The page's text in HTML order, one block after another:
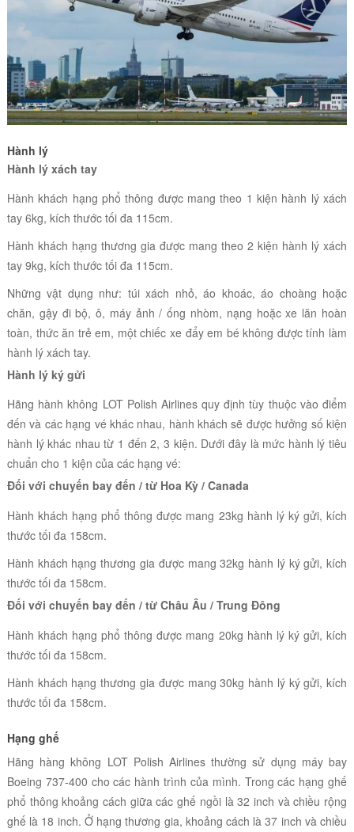
Hành lý
Hành lý xách tay
Hành khách hạng phổ thông được mang theo 1 kiện hành lý xách
tay 6kg, kích thước tối đa 115cm.
Hành khách hạng thương gia được mang theo 2 kiện hành lý xách
tay 9kg, kích thước tối đa 115cm.
Những vật dụng như: túi xách nhỏ, áo khoác, áo choàng hoặc
chăn, gậy đi bộ, ô, máy ảnh / ống nhòm, nạng hoặc xe lăn hoàn
toàn, thức ăn trẻ em, một chiếc xe đẩy em bé không được tính làm
hành lý xách tay.
Hành lý ký gửi
Hãng hành không LOT Polish Airlines quy định tùy thuộc vào điểm
đến và các hạng vé khác nhau, hành khách sẽ được hưởng số kiện
hành lý khác nhau từ 1 đến 2, 3 kiện. Dưới đây là mức hành lý tiêu
chuẩn cho 1 kiện của các hạng vé:
Đối với chuyến bay đến / từ Hoa Kỳ / Canada
Hành khách hạng phổ thông được mang 23kg hành lý ký gửi, kích
thước tối đa 158cm.
Hành khách hạng thương gia được mang 32kg hành lý ký gửi, kích
thước tối đa 158cm.
Đối với chuyến bay đến / từ Châu Âu / Trung Đông
Hành khách hạng phổ thông được mang 20kg hành lý ký gửi, kích
thước tối đa 158cm.
Hành khách hạng thương gia được mang 30kg hành lý ký gửi, kích
thước tối đa 158cm.
Hạng ghế
Hãng hàngkhông LOT Polish Airlines thường sử dụng máy bay
Boeing 737-400 cho các hành trình của mình. Trong các hạng ghế
phổ thông khoảng cách giữa các ghế ngồi là 32 inch và chiều rộng
ghế là 18 inch. Ở hạng thương gia, khoảng cách là 37 inch và chiều